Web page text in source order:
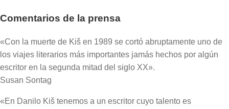
Comentarios de la prensa
«Con la muerte de Kiš en 1989 se cortó abruptamente uno de
los viajes literarios más importantes jamás hechos por algún
escritor en la segunda mitad del siglo XX».
Susan Sontag
«En Danilo Kiš tenemos a un escritor cuyo talento es